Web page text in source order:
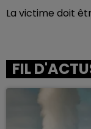
La victime doit
FIL